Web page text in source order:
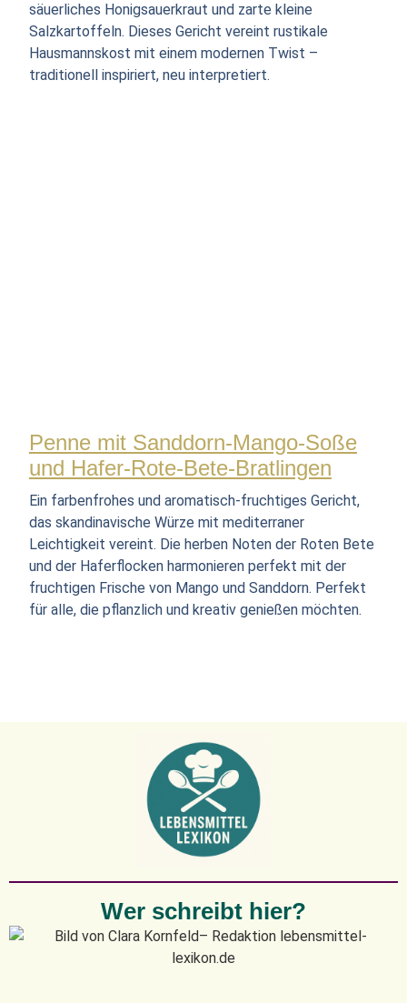
säuerliches Honigsauerkraut und zarte kleine
Salzkartoffeln. Dieses Gericht vereint rustikale
Hausmannskost mit einem modernen Twist –
traditionell inspiriert, neu interpretiert.
Penne mit Sanddorn-Mango-Soße
und Hafer-Rote-Bete-Bratlingen
Ein farbenfrohes und aromatisch-fruchtiges Gericht,
das skandinavische Würze mit mediterraner
Leichtigkeit vereint. Die herben Noten der Roten Bete
und der Haferflocken harmonieren perfekt mit der
fruchtigen Frische von Mango und Sanddorn. Perfekt
für alle, die pflanzlich und kreativ genießen möchten.
Wer schreibt hier?